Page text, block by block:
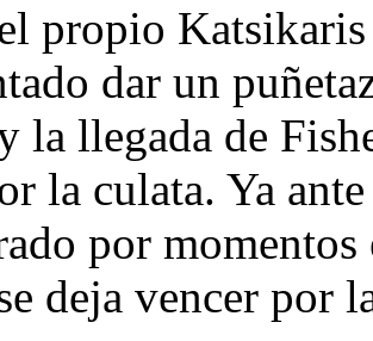
propio
dar un
la llegada de
la culata. Ya
por
deja vencer por